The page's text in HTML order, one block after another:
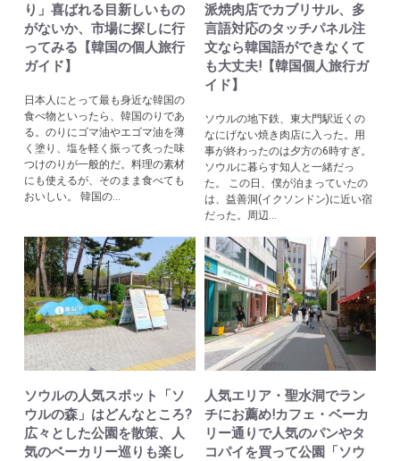
り」喜ばれる目新しいもの
がないか、市場に探しに行
ってみる【韓国の個人旅行
ガイド】
日本人にとって最も身近な韓国の
食べ物といったら、韓国のりであ
る。のりにゴマ油やエゴマ油を薄
く塗り、塩を軽く振って炙った味
つけのりが一般的だ。料理の素材
にも使えるが、そのまま食べても
おいしい。 韓国の...
派焼肉店でカブリサル、多
言語対応のタッチパネル注
文なら韓国語ができなくて
も大丈夫!【韓国個人旅行ガ
イド】
ソウルの地下鉄、東大門駅近くの
なにげない焼き肉店に入った。用
事が終わったのは夕方の6時すぎ。
ソウルに暮らす知人と一緒だっ
た。 この日、僕が泊まっていたの
は、益善洞(イクソンドン)に近い宿
だった。周辺...
ソウルの人気スポット「ソ
ウルの森」はどんなところ?
広々とした公園を散策、人
気のベーカリー巡りも楽し
人気エリア・聖水洞でラン
チにお薦め!カフェ・ベーカ
リー通りで人気のパンやタ
コパイを買って公園「ソウ